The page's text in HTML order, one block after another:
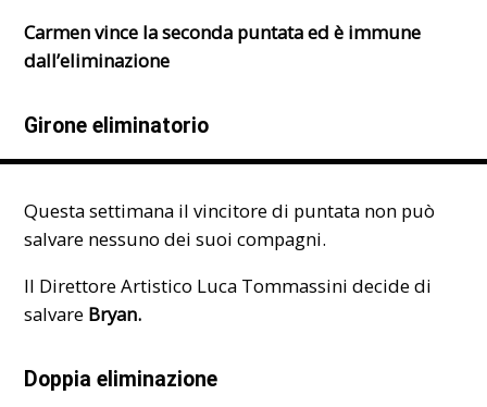
Carmen vince la seconda puntata ed è immune
dall’eliminazione
Girone eliminatorio
Questa settimana il vincitore di puntata non può
salvare nessuno dei suoi compagni.
Il Direttore Artistico Luca Tommassini decide di
salvare Bryan.
Doppia eliminazione